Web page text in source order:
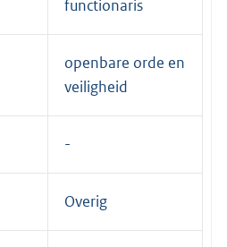
functionaris
openbare orde en
veiligheid
Overig